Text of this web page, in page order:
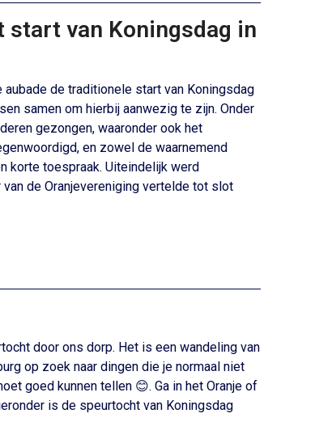
start van Koningsdag in
de traditionele start van Koningsdag
samen om hierbij aanwezig te zijn. Onder
gezongen, waaronder ook het
en zowel de waarnemend
korte toespraak. Uiteindelijk werd
de Oranjevereniging vertelde tot slot
door ons dorp. Het is een wandeling van
op zoek naar dingen die je normaal niet
goed kunnen tellen 😊. Ga in het Oranje of
is de speurtocht van Koningsdag